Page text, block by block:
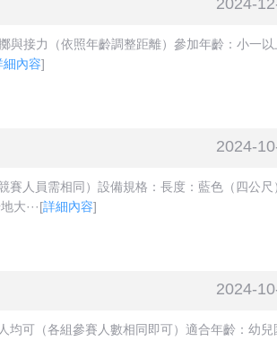
2024-
與接力（依照年齡調整距離）參加年齡：小一
細內容]
2024-
賽人員需相同）設備規格：長度：藍色（四公尺
大···[詳細內容]
2024-
均可（各組參賽人數相同即可）適合年齡：幼兒